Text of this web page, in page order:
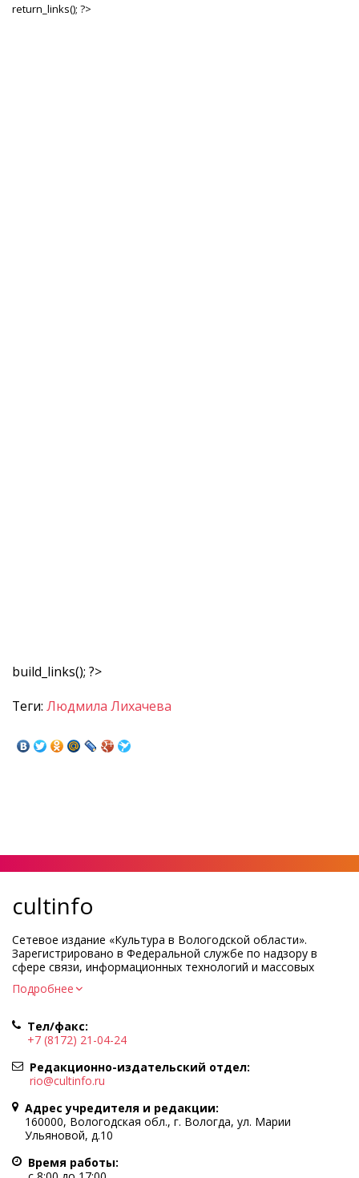
return_links(); ?>
build_links(); ?>
Теги: Людмила Лихачева
cultinfo
Сетевое издание «Культура в Вологодской области».
Зарегистрировано в Федеральной службе по надзору в
сфере связи, информационных технологий и массовых
коммуникаций.
Регистрационный номер и дата принятия решения о
Учредитель КУ ВО «Информационно-аналитический центр
культуры»
Адрес учредителя и редакции: 160000, Вологодская обл., г.
Вологда, ул. Марии Ульяновой, д.10
Главный редактор — Легчанова Елена Григорьевна
Политика в отношении обработки персональных данных
При полном или частичном использовании информации
портала гиперссылка на cultinfo.ru обязательна.
Редакция не несет ответственности за достоверность
Подробнее
Тел/факс:
+7 (8172) 21-04-24
Редакционно-издательский отдел:
rio@cultinfo.ru
Адрес учредителя и редакции:
160000, Вологодская обл., г. Вологда, ул. Марии
Ульяновой, д.10
Время работы: